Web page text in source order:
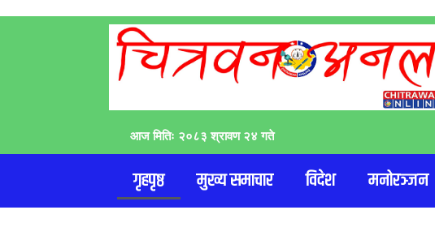
आज मितिः २०८३ श्रावण २४ गते
गृहपृष्ठ मुख्य समाचार विदेश मनोरञ्जन